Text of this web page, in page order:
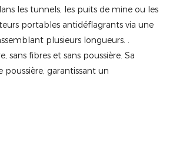
les tunnels, les puits de mine ou les
portables antidéflagrants via une
plusieurs longueurs. .
fibres et sans poussière. Sa
garantissant un